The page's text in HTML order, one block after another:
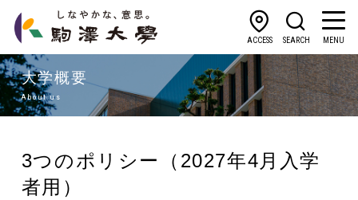
ACCESS SEARCH MENU
大学概要
About us
3つのポリシー（2027年4月入学
者用）